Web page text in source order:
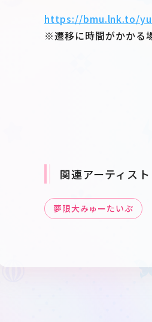
https://bmu.lnk.to/
※遷移に時間がかかる
関連アーティスト
夢限大みゅーたいぷ